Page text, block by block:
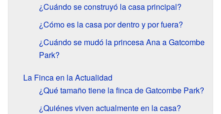
¿Cuándo se construyó la casa principal?
¿Cómo es la casa por dentro y por fuera?
¿Cuándo se mudó la princesa Ana a Gatcombe
Park?
La Finca en la Actualidad
¿Qué tamaño tiene la finca de Gatcombe Park?
¿Quiénes viven actualmente en la casa?